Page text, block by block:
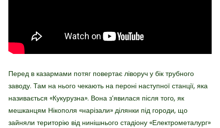
Перед в казармами потяг повертає ліворуч у бік трубного
заводу. Там на нього чекають на пероні наступної станції, яка
називається «Кукурузна». Вона з’явилася після того, як
мешканцям Нікополя «нарізали» ділянки під городи, що
зайняли територію від нинішнього стадіону «Електрометалург»